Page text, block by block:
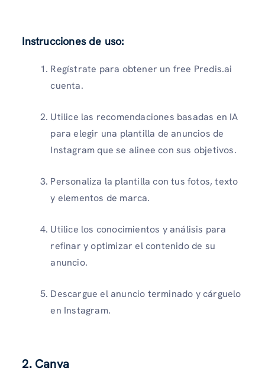
Instrucciones de uso:
Regístrate para obtener un free Predis.ai
cuenta.
Utilice las recomendaciones basadas en IA
para elegir una plantilla de anuncios de
Instagram que se alinee con sus objetivos.
Personaliza la plantilla con tus fotos, texto
y elementos de marca.
Utilice los conocimientos y análisis para
refinar y optimizar el contenido de su
anuncio.
Descargue el anuncio terminado y cárguelo
en Instagram.
2. Canva